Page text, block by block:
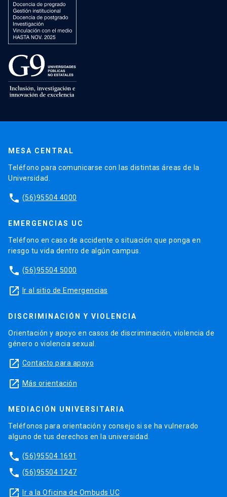
MESA CENTRAL
Teléfono para comunicarse con las distintas áreas de la
Universidad.
phone (56)95504 4000
EMERGENCIAS UC
Teléfono en caso de accidente o situación que ponga en
riesgo tu vida dentro de algún campus.
phone (56)95504 5000
launch Ir al sitio de Emergencias
DISCRIMINACIÓN Y VIOLENCIA
Orientación y apoyo en casos de discriminación, violencia de
género o violencia sexual.
launch Contacto para apoyo
launch Más orientación
MEDIACIÓN UNIVERSITARIA
Teléfonos para orientación y consejo si se ha vulnerado
alguno de tus derechos en la universidad.
phone (56)95504 1691
phone (56)95504 1247
launch Ir a la Oficina de Ombuds UC